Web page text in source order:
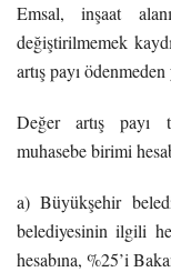
Emsal, inşaat
değiştirilmemek
artış payı
Değer artış payı
muhasebe birimi
a) Büyükşehir
belediyesinin ilgili
hesabına, %25’i